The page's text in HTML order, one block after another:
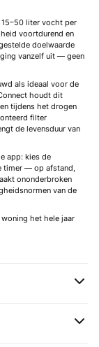
liter vocht per
voortdurend en
doelwaarde
vanzelf uit — geen
als ideaal voor de
houdt dit
tijdens het drogen
filter
de levensduur van
app: kies de
timer — op afstand,
ononderbroken
van de
het hele jaar